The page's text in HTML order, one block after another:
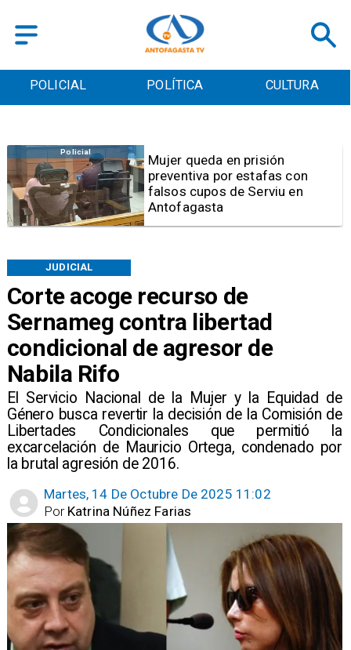
POLICIAL POLÍTICA CULTURA
Corte acoge recurso de
Sernameg contra libertad
condicional de agresor de
Nabila Rifo
​El Servicio Nacional de la Mujer y la Equidad de
Género busca revertir la decisión de la Comisión de
Libertades Condicionales que permitió la
excarcelación de Mauricio Ortega, condenado por
la brutal agresión de 2016.
JUDICIAL
Martes, 14 De Octubre De 2025 11:02
Katrina Núñez Farias
Por
Videos
Video | Choferes del
TransAntofagasta piden
sistema mixto de pago